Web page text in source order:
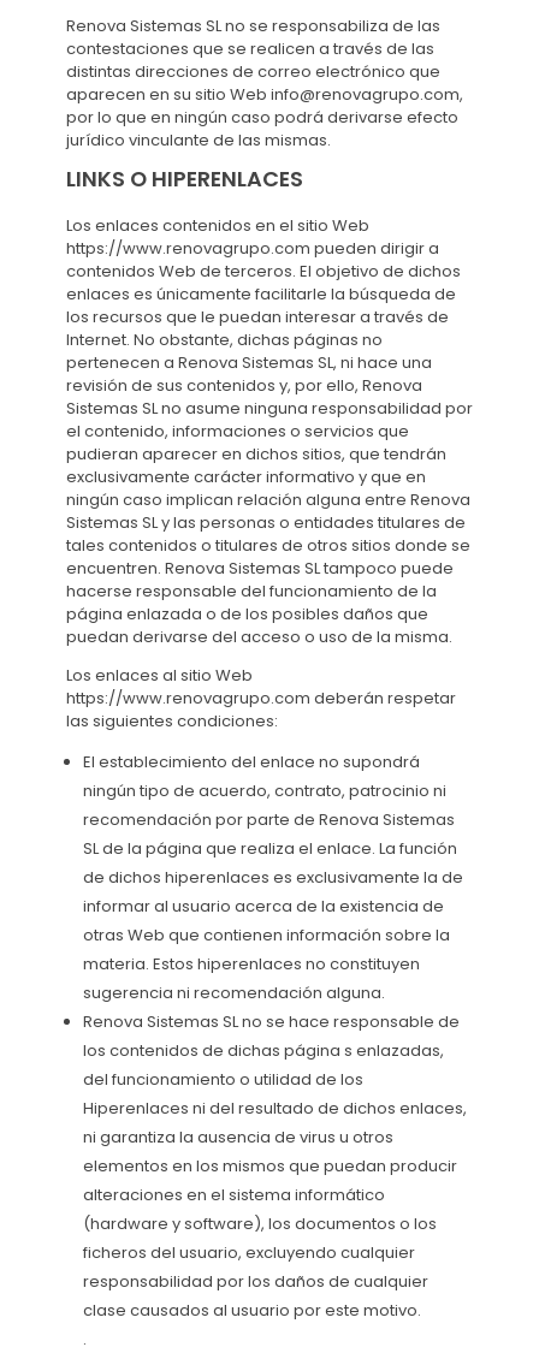
Renova Sistemas SL no se responsabiliza de las
contestaciones que se realicen a través de las
distintas direcciones de correo electrónico que
aparecen en su sitio Web info@renovagrupo.com,
por lo que en ningún caso podrá derivarse efecto
jurídico vinculante de las mismas.
LINKS O HIPERENLACES
Los enlaces contenidos en el sitio Web
https://www.renovagrupo.com pueden dirigir a
contenidos Web de terceros. El objetivo de dichos
enlaces es únicamente facilitarle la búsqueda de
los recursos que le puedan interesar a través de
Internet. No obstante, dichas páginas no
pertenecen a Renova Sistemas SL, ni hace una
revisión de sus contenidos y, por ello, Renova
Sistemas SL no asume ninguna responsabilidad por
el contenido, informaciones o servicios que
pudieran aparecer en dichos sitios, que tendrán
exclusivamente carácter informativo y que en
ningún caso implican relación alguna entre Renova
Sistemas SL y las personas o entidades titulares de
tales contenidos o titulares de otros sitios donde se
encuentren. Renova Sistemas SL tampoco puede
hacerse responsable del funcionamiento de la
página enlazada o de los posibles daños que
puedan derivarse del acceso o uso de la misma.
Los enlaces al sitio Web
https://www.renovagrupo.com deberán respetar
las siguientes condiciones:
El establecimiento del enlace no supondrá
ningún tipo de acuerdo, contrato, patrocinio ni
recomendación por parte de Renova Sistemas
SL de la página que realiza el enlace. La función
de dichos hiperenlaces es exclusivamente la de
informar al usuario acerca de la existencia de
otras Web que contienen información sobre la
materia. Estos hiperenlaces no constituyen
sugerencia ni recomendación alguna.
Renova Sistemas SL no se hace responsable de
los contenidos de dichas página s enlazadas,
del funcionamiento o utilidad de los
Hiperenlaces ni del resultado de dichos enlaces,
ni garantiza la ausencia de virus u otros
elementos en los mismos que puedan producir
alteraciones en el sistema informático
(hardware y software), los documentos o los
ficheros del usuario, excluyendo cualquier
responsabilidad por los daños de cualquier
clase causados al usuario por este motivo.
.